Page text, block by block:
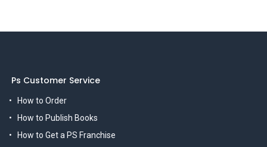
Ps Customer Service
How to Order
How to Publish Books
How to Get a PS Franchise